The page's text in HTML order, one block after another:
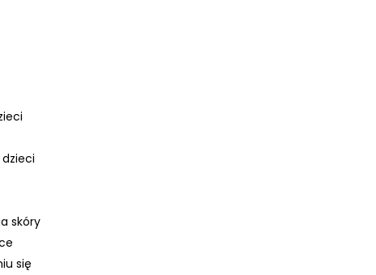
skóry
się